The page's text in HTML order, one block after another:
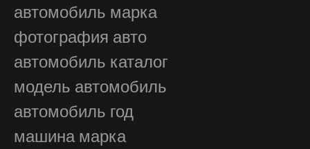
автомобиль марка
фотография авто
автомобиль каталог
модель автомобиль
автомобиль год
машина марка